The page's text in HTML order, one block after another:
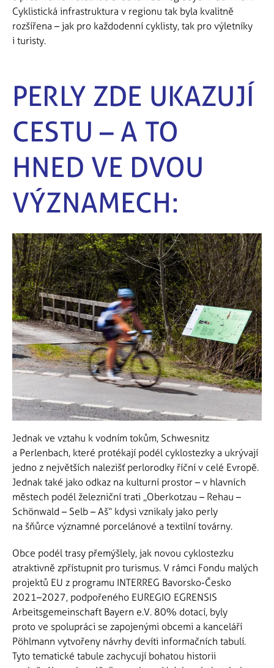
Cyklistická infrastruktura v regionu tak byla kvalitně
rozšířena – jak pro každodenní cyklisty, tak pro výletníky
i turisty.
PERLY ZDE UKAZUJÍ
CESTU – A TO
HNED VE DVOU
VÝZNAMECH:
Jednak ve vztahu k vodním tokům, Schwesnitz
a Perlenbach, které protékají podél cyklostezky a ukrývají
jedno z největších nalezišť perlorodky říční v celé Evropě.
Jednak také jako odkaz na kulturní prostor – v hlavních
městech podél železniční trati „Oberkotzau – Rehau –
Schönwald – Selb – Aš“ kdysi vznikaly jako perly
na šňůrce významné porcelánové a textilní továrny.
Obce podél trasy přemýšlely, jak novou cyklostezku
atraktivně zpřístupnit pro turismus. V rámci Fondu malých
projektů EU z programu INTERREG Bavorsko-Česko
2021–2027, podpořeného EUREGIO EGRENSIS
Arbeitsgemeinschaft Bayern e.V. 80% dotací, byly
proto ve spolupráci se zapojenými obcemi a kanceláří
Pöhlmann vytvořeny návrhy devíti informačních tabulí.
Tyto tematické tabule zachycují bohatou historii